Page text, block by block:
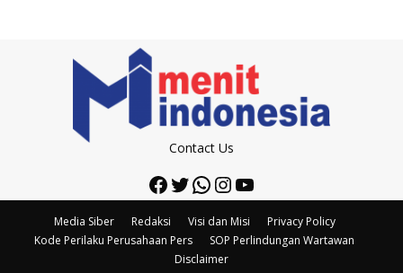
Contact Us
Facebook
Twitter
WhatsApp
Instagram
YouTube
Media Siber Redaksi Visi dan Misi
Privacy Policy
Kode Perilaku Perusahaan Pers
SOP Perlindungan Wartawan
Disclaimer